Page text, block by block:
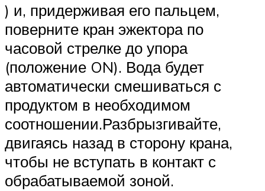
) и, придерживая его пальцем,
поверните кран эжектора по
часовой стрелке до упора
(положение ON). Вода будет
автоматически смешиваться с
продуктом в необходимом
соотношении.Разбрызгивайте,
двигаясь назад в сторону крана,
чтобы не вступать в контакт с
обрабатываемой зоной.